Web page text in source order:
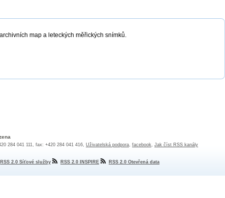
map a leteckých měřických snímků.
284 041 111, fax: +420 284 041 416, Uživatelská podpora, facebook, Jak číst RSS kanály
RSS 2.0 Síťové služby RSS 2.0 INSPIRE RSS 2.0 Otevřená data